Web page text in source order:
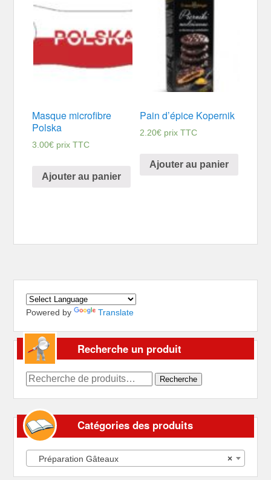
Masque microfibre
Polska
3.00€ prix TTC
Ajouter au panier
Pain d’épice Kopernik
2.20€ prix TTC
Ajouter au panier
Powered by Translate
Recherche un produit
Recherche
Recherche
Catégories des produits
×
Préparation Gâteaux